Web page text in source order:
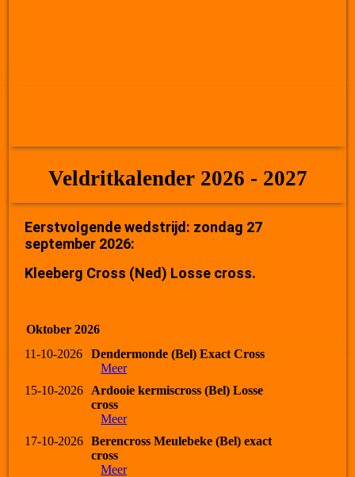
Veldritkalender 2026 - 2027
Eerstvolgende wedstrijd: zondag 27
september 2026:
Kleeberg Cross (Ned) Losse cross.
Oktober 2026
11-10-2026
Dendermonde (Bel) Exact Cross
Meer
15-10-2026
Ardooie kermiscross (Bel) Losse
cross
Meer
17-10-2026
Berencross Meulebeke (Bel) exact
cross
Meer